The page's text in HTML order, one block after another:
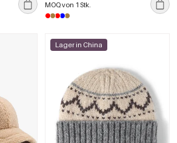
MOQ von 1 Stk.
Lager in China